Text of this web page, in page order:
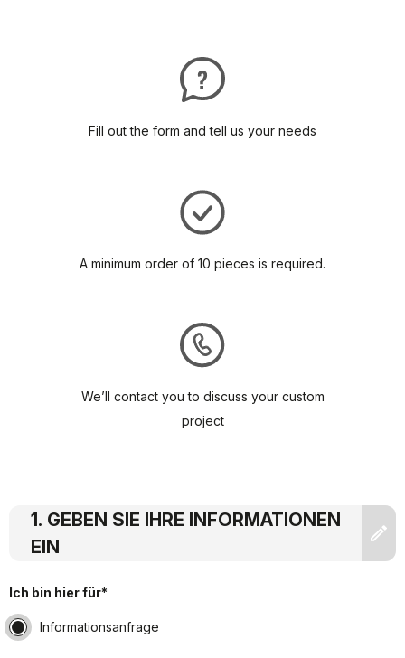
Fill out the form and tell us your needs
A minimum order of 10 pieces is required.
We’ll contact you to discuss your custom
project
EIN
Ich bin hier für*
Informationsanfrage